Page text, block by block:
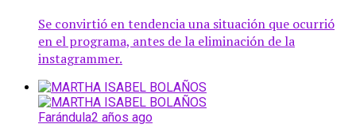
Se convirtió en tendencia una situación que ocurrió
en el programa, antes de la eliminación de la
instagrammer.
Farándula2 años ago